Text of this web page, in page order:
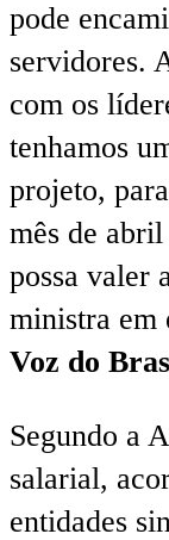
pode
servidores.
com os
tenhamos
projeto,
mês de
possa valer
ministra em
Voz do
Segundo a
salarial,
entidades